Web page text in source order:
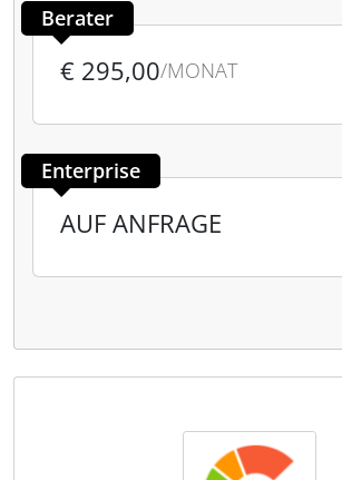
Berater
€ 295,00/MONAT
Enterprise
AUF ANFRAGE